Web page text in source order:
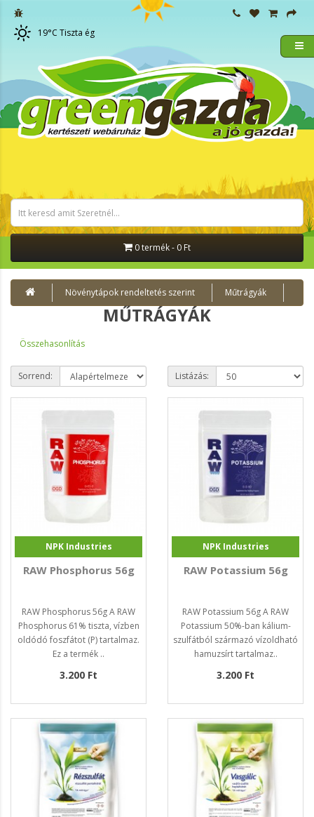
19°C Tiszta ég
0 termék - 0 Ft
Növénytápok rendeltetés szerint Műtrágyák
MŰTRÁGYÁK
Összehasonlítás
Sorrend: Listázás:
NPK Industries
RAW Phosphorus 56g
RAW Phosphorus 56g A RAW
Phosphorus 61% tiszta, vízben
oldódó foszfátot (P) tartalmaz.
Ez a termék ..
3.200 Ft
NPK Industries
RAW Potassium 56g
RAW Potassium 56g A RAW
Potassium 50%-ban kálium-
szulfátból származó vízoldható
hamuzsírt tartalmaz..
3.200 Ft